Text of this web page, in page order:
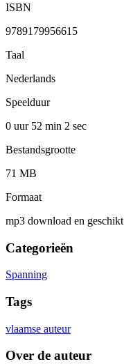
ISBN
9789179956615
Taal
Nederlands
Speelduur
0 uur 52 min 2 sec
Bestandsgrootte
71 MB
Formaat
mp3 download en
Categorieën
Spanning
Tags
vlaamse auteur
Over de auteur